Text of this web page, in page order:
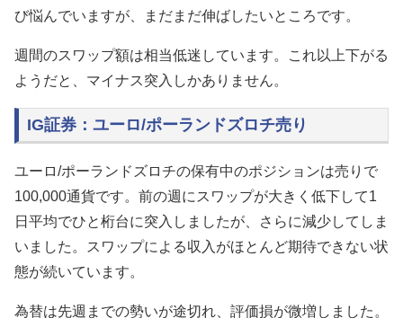
び悩んでいますが、まだまだ伸ばしたいところです。
週間のスワップ額は相当低迷しています。これ以上下がる
ようだと、マイナス突入しかありません。
IG証券：ユーロ/ポーランドズロチ売り
ユーロ/ポーランドズロチの保有中のポジションは売りで
100,000通貨です。前の週にスワップが大きく低下して1
日平均でひと桁台に突入しましたが、さらに減少してしま
いました。スワップによる収入がほとんど期待できない状
態が続いています。
為替は先週までの勢いが途切れ、評価損が微増しました。